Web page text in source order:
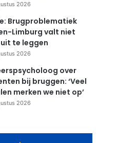
2026
Brugproblematiek
Limburg valt niet
te leggen
2026
over
bij bruggen: ‘Veel
merken we niet op’
2026